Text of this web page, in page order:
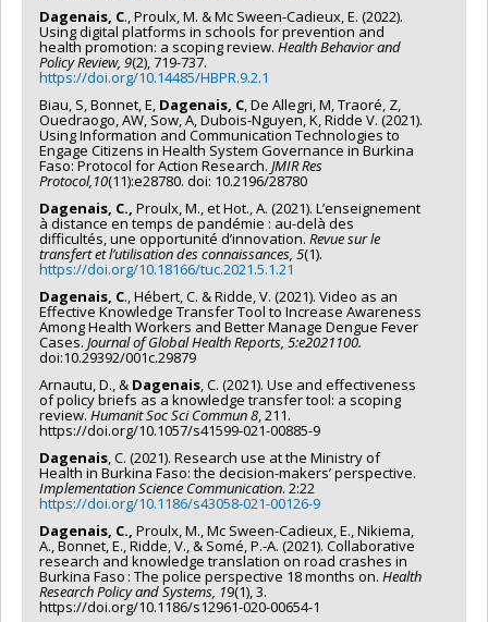
Dagenais, C., Proulx, M. & Mc Sween-Cadieux, E. (2022).
Using digital platforms in schools for prevention and
health promotion: a scoping review. Health Behavior and
Policy Review, 9(2), 719-737.
https://doi.org/10.14485/HBPR.9.2.1
Biau, S, Bonnet, E, Dagenais, C , De Allegri, M, Traoré, Z,
Ouedraogo, AW, Sow, A, Dubois-Nguyen, K, Ridde V. (2021).
Using Information and Communication Technologies to
Engage Citizens in Health System Governance in Burkina
Faso: Protocol for Action Research. JMIR Res
Protocol,10(11):e28780. doi: 10.2196/28780
Dagenais, C., Proulx, M., et Hot., A. (2021). L’enseignement
à distance en temps de pandémie : au-delà des
difficultés, une opportunité d’innovation. Revue sur le
transfert et l’utilisation des connaissances, 5(1).
https://doi.org/10.18166/tuc.2021.5.1.21
Dagenais, C., Hébert, C. & Ridde, V. (2021). Video as an
Effective Knowledge Transfer Tool to Increase Awareness
Among Health Workers and Better Manage Dengue Fever
Cases.Journal of Global Health Reports, 5:e2021100.
doi:10.29392/001c.29879
Arnautu, D., & Dagenais , C. (2021). Use and effectiveness
of policy briefs as a knowledge transfer tool: a scoping
review.Humanit Soc Sci Commun 8 , 211.
https://doi.org/10.1057/s41599-021-00885-9
Dagenais , C. (2021). Research use at the Ministry of
Health in Burkina Faso: the decision-makers’ perspective.
Implementation Science Communication. 2:22
https://doi.org/10.1186/s43058-021-00126-9
Dagenais, C., Proulx, M., Mc Sween-Cadieux, E., Nikiema,
A., Bonnet, E., Ridde, V., & Somé, P.-A. (2021). Collaborative
research and knowledge translation on road crashes in
Burkina Faso : The police perspective 18 months on. Health
Research Policy and Systems, 19(1), 3.
https://doi.org/10.1186/s12961-020-00654-1